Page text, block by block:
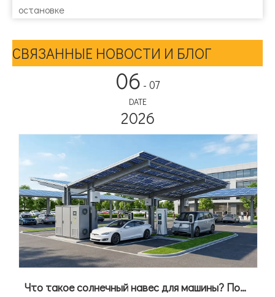
остановке
СВЯЗАННЫЕ НОВОСТИ И БЛОГ
06 - 07
DATE
2026
Что такое солнечный навес для машины? Полное руководство по интеграции фотоэлектрических систем, систем хранения данных и зарядки электромобилей